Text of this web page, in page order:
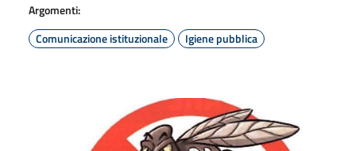
Argomenti:
Comunicazione istituzionale
Igiene pubblica